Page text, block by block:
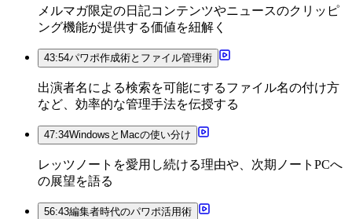
メルマガ限定の日記コンテンツやニュースのクリッピ
ング機能が提供する価値を紐解く
43:54パワポ作成術とファイル管理術
出演者名による検索を可能にするファイル名の付け方
など、効率的な管理手法を伝授する
47:34WindowsとMacの使い分け
レッツノートを愛用し続ける理由や、次期ノートPCへ
の展望を語る
56:43編集者時代のパワポ活用術